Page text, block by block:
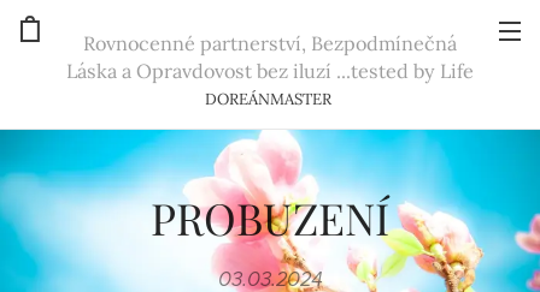
Rovnocenné partnerství, Bezpodmínečná
Láska a Opravdovost bez iluzí ...tested by Life
DOREÁNMASTER
PROBUZENÍ
03.03.2024